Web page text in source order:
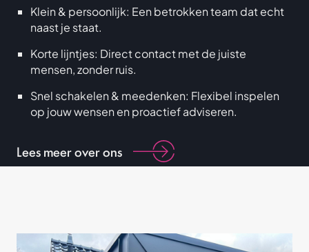
Klein & persoonlijk: Een betrokken team dat echt
naast je staat.
Korte lijntjes: Direct contact met de juiste
mensen, zonder ruis.
Snel schakelen & meedenken: Flexibel inspelen
op jouw wensen en proactief adviseren.
Lees meer over ons